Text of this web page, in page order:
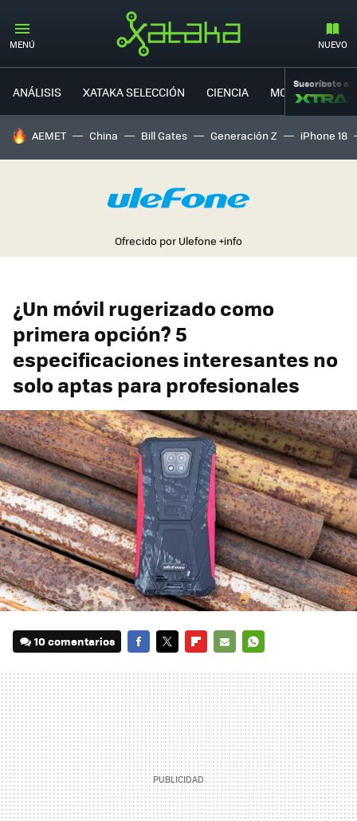
MENÚ NUEVO
ANÁLISIS XATAKA SELECCIÓN CIENCIA MOVILIDAD
Suscríbete a
HOY SE HABLA DE
AEMET China Bill Gates Generación Z iPhone 18
Ofrecido por Ulefone +info
¿Un móvil rugerizado como
primera opción? 5
especificaciones interesantes no
solo aptas para profesionales
10 comentarios
MAIL